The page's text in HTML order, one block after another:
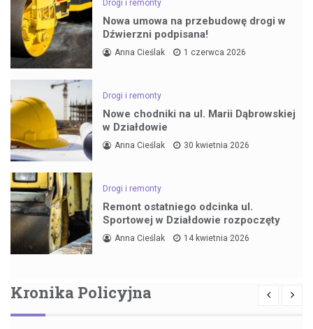
Drogi i remonty
Nowa umowa na przebudowę drogi w
Dźwierzni podpisana!
Anna Cieślak 1 czerwca 2026
Drogi i remonty
Nowe chodniki na ul. Marii Dąbrowskiej
w Działdowie
Anna Cieślak 30 kwietnia 2026
Drogi i remonty
Remont ostatniego odcinka ul.
Sportowej w Działdowie rozpoczęty
Anna Cieślak 14 kwietnia 2026
Kronika Policyjna